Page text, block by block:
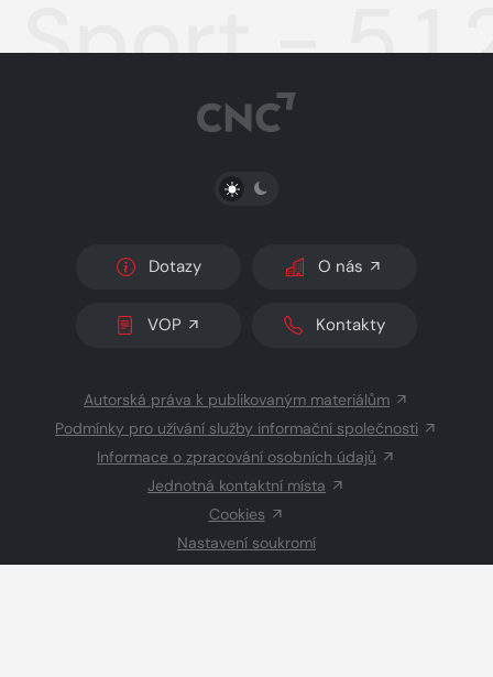
Sport -
PŘEPNOUT SVĚTLÝ/TMAVÝ REŽIM
Dotazy O nás
VOP Kontakty
Autorská práva k publikovaným materiálům
Podmínky pro užívání služby informační společnosti
Informace o zpracování osobních údajů
Jednotná kontaktní místa
Cookies
Nastavení soukromí
Inzerce